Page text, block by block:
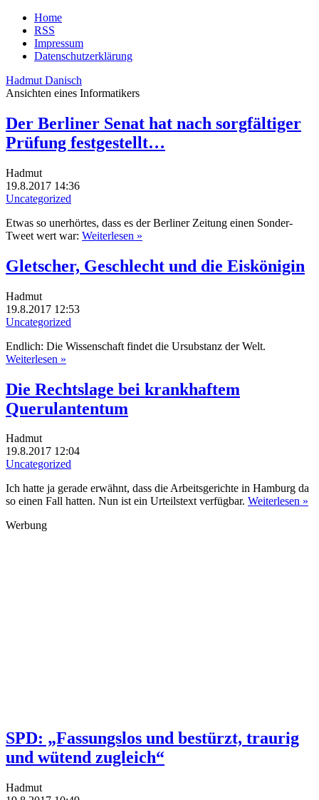
Home
RSS
Impressum
Datenschutzerklärung
Hadmut Danisch
Ansichten eines Informatikers
Der Berliner Senat hat nach sorgfältiger
Prüfung festgestellt…
Hadmut
19.8.2017 14:36
Uncategorized
Etwas so unerhörtes, dass es der Berliner Zeitung einen Sonder-
Tweet wert war: Weiterlesen »
Gletscher, Geschlecht und die Eiskönigin
Hadmut
19.8.2017 12:53
Uncategorized
Endlich: Die Wissenschaft findet die Ursubstanz der Welt.
Weiterlesen »
Die Rechtslage bei krankhaftem
Querulantentum
Hadmut
19.8.2017 12:04
Uncategorized
Ich hatte ja gerade erwähnt, dass die Arbeitsgerichte in Hamburg da
so einen Fall hatten. Nun ist ein Urteilstext verfügbar. Weiterlesen »
Werbung
SPD: „Fassungslos und bestürzt, traurig
und wütend zugleich“
Hadmut